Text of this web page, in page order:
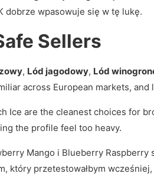
dobrze wpasowuje się w tę lukę.
Sellers
, Lód jagodowy, Lód
across European markets,
Ice are the cleanest choices for
the profile feel too heavy.
Mango i Blueberry
który przetestowałbym